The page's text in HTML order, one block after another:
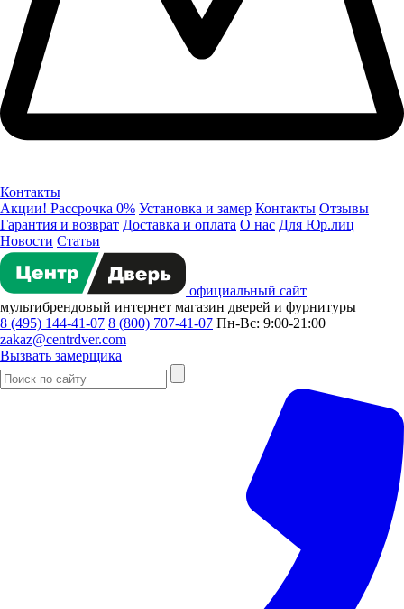
Контакты
Акции! Рассрочка 0% Установка и замер Контакты Отзывы
Гарантия и возврат Доставка и оплата О нас Для Юр.лиц
Новости Статьи
официальный сайт
мультибрендовый интернет магазин дверей и фурнитуры
8 (495) 144-41-07 8 (800) 707-41-07 Пн-Вс: 9:00-21:00
zakaz@centrdver.com
Вызвать замерщика